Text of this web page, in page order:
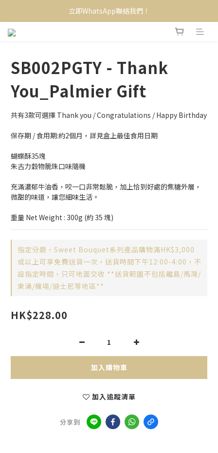
立即WhatsApp聯絡我們！
SB002PGTY - Thank
You_Palmier Gift
共有3款可選擇 Thank you / Congratulations / Happy Birthday
保存期 / 食用期:約2個月，詳見盒上最佳食用日期
蝴蝶酥35塊
朱古力穀物脆珠口味隨機
充滿濃郁牛油香，咬一口非常鬆脆，加上恰到好處的焦糖外層，
微甜的味道，讓您細味生活。
重量 Net Weight : 300g (約 35 塊)
指定分類，Sweet Bouquet系列產品購物滿HK$3,000
或以上可享免費送貨一次，送貨時間下午12:00-4:00，不
設指定時間，只可地面交收 **送貨範圍不包括離島/馬灣/
東涌/機場/迪士尼等地區**
HK$228.00
加入購物車
加入追蹤清單
分享到